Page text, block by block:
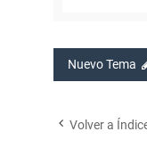
Nuevo Tema
Volver a